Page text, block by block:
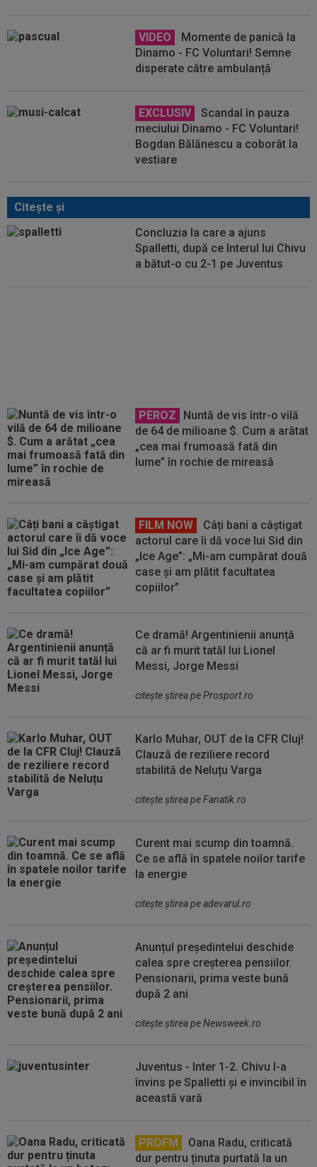
VIDEO
Momente de panică la
Dinamo - FC Voluntari! Semne
disperate către ambulanță
EXCLUSIV
Scandal în pauza
meciului Dinamo - FC Voluntari!
Bogdan Bălănescu a coborât la
vestiare
Citeşte şi
Concluzia la care a ajuns
Spalletti, după ce Interul lui Chivu
a bătut-o cu 2-1 pe Juventus
PEROZ
Nuntă de vis într-o vilă
de 64 de milioane $. Cum a arătat
„cea mai frumoasă fată din
lume” în rochie de mireasă
FILM NOW
Câți bani a câștigat
actorul care îi dă voce lui Sid din
„Ice Age”: „Mi-am cumpărat două
case și am plătit facultatea
copiilor”
Ce dramă! Argentinienii anunță
că ar fi murit tatăl lui Lionel
Messi, Jorge Messi
citeşte ştirea pe Prosport.ro
Karlo Muhar, OUT de la CFR Cluj!
Clauză de reziliere record
stabilită de Neluțu Varga
citeşte ştirea pe Fanatik.ro
Curent mai scump din toamnă.
Ce se află în spatele noilor tarife
la energie
citeşte ştirea pe adevarul.ro
Anunțul președintelui deschide
calea spre creșterea pensiilor.
Pensionarii, prima veste bună
după 2 ani
citeşte ştirea pe Newsweek.ro
Juventus - Inter 1-2. Chivu l-a
învins pe Spalletti și e invincibil în
această vară
PROFM
Oana Radu, criticată
dur pentru ținuta purtată la un